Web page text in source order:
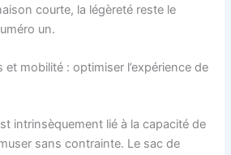
courte, la légèreté reste le
un.
et mobilité : optimiser l’expérience de
intrinsèquement lié à la capacité de
sans contrainte. Le sac de